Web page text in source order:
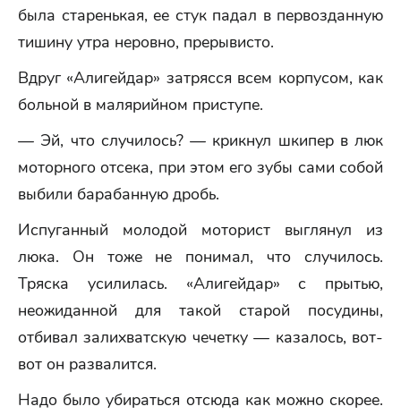
была старенькая, ее стук падал в первозданную
тишину утра неровно, прерывисто.
Вдруг «Алигейдар» затрясся всем корпусом, как
больной в малярийном приступе.
— Эй, что случилось? — крикнул шкипер в люк
моторного отсека, при этом его зубы сами собой
выбили барабанную дробь.
Испуганный молодой моторист выглянул из
люка. Он тоже не понимал, что случилось.
Тряска усилилась. «Алигейдар» с прытью,
неожиданной для такой старой посудины,
отбивал залихватскую чечетку — казалось, вот-
вот он развалится.
Надо было убираться отсюда как можно скорее.